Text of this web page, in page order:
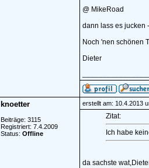
@ MikeRoad
dann lass es jucken
Noch 'nen schönen
Dieter
knoetter
Beiträge: 3115
Registriert: 7.4.2009
Status: Offline
erstellt am: 10.4.2013
Zitat:
Ich habe
da sachste